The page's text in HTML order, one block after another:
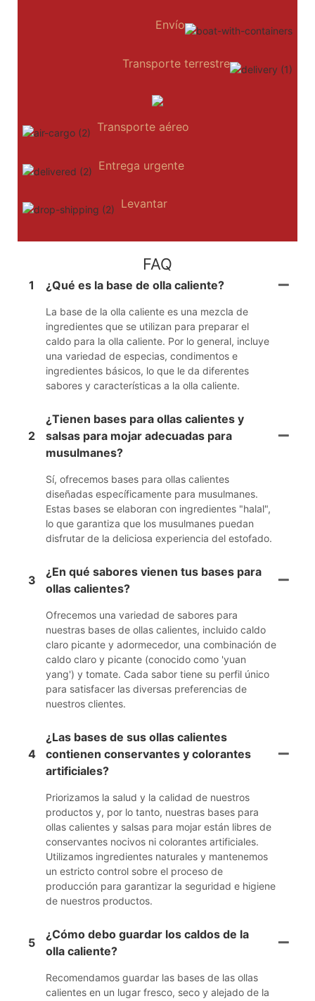
Envío
Transporte terrestre
Transporte aéreo
Entrega urgente
Levantar
FAQ
1 ¿Qué es la base de olla caliente?
La base de la olla caliente es una mezcla de
ingredientes que se utilizan para preparar el
caldo para la olla caliente. Por lo general, incluye
una variedad de especias, condimentos e
ingredientes básicos, lo que le da diferentes
sabores y características a la olla caliente.
2
¿Tienen bases para ollas calientes y
salsas para mojar adecuadas para
musulmanes?
Sí, ofrecemos bases para ollas calientes
diseñadas específicamente para musulmanes.
Estas bases se elaboran con ingredientes "halal",
lo que garantiza que los musulmanes puedan
disfrutar de la deliciosa experiencia del estofado.
3
¿En qué sabores vienen tus bases para
ollas calientes?
Ofrecemos una variedad de sabores para
nuestras bases de ollas calientes, incluido caldo
claro picante y adormecedor, una combinación de
caldo claro y picante (conocido como 'yuan
yang') y tomate. Cada sabor tiene su perfil único
para satisfacer las diversas preferencias de
nuestros clientes.
4
¿Las bases de sus ollas calientes
contienen conservantes y colorantes
artificiales?
Priorizamos la salud y la calidad de nuestros
productos y, por lo tanto, nuestras bases para
ollas calientes y salsas para mojar están libres de
conservantes nocivos ni colorantes artificiales.
Utilizamos ingredientes naturales y mantenemos
un estricto control sobre el proceso de
producción para garantizar la seguridad e higiene
de nuestros productos.
5
¿Cómo debo guardar los caldos de la
olla caliente?
Recomendamos guardar las bases de las ollas
calientes en un lugar fresco, seco y alejado de la